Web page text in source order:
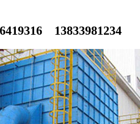
13833981234